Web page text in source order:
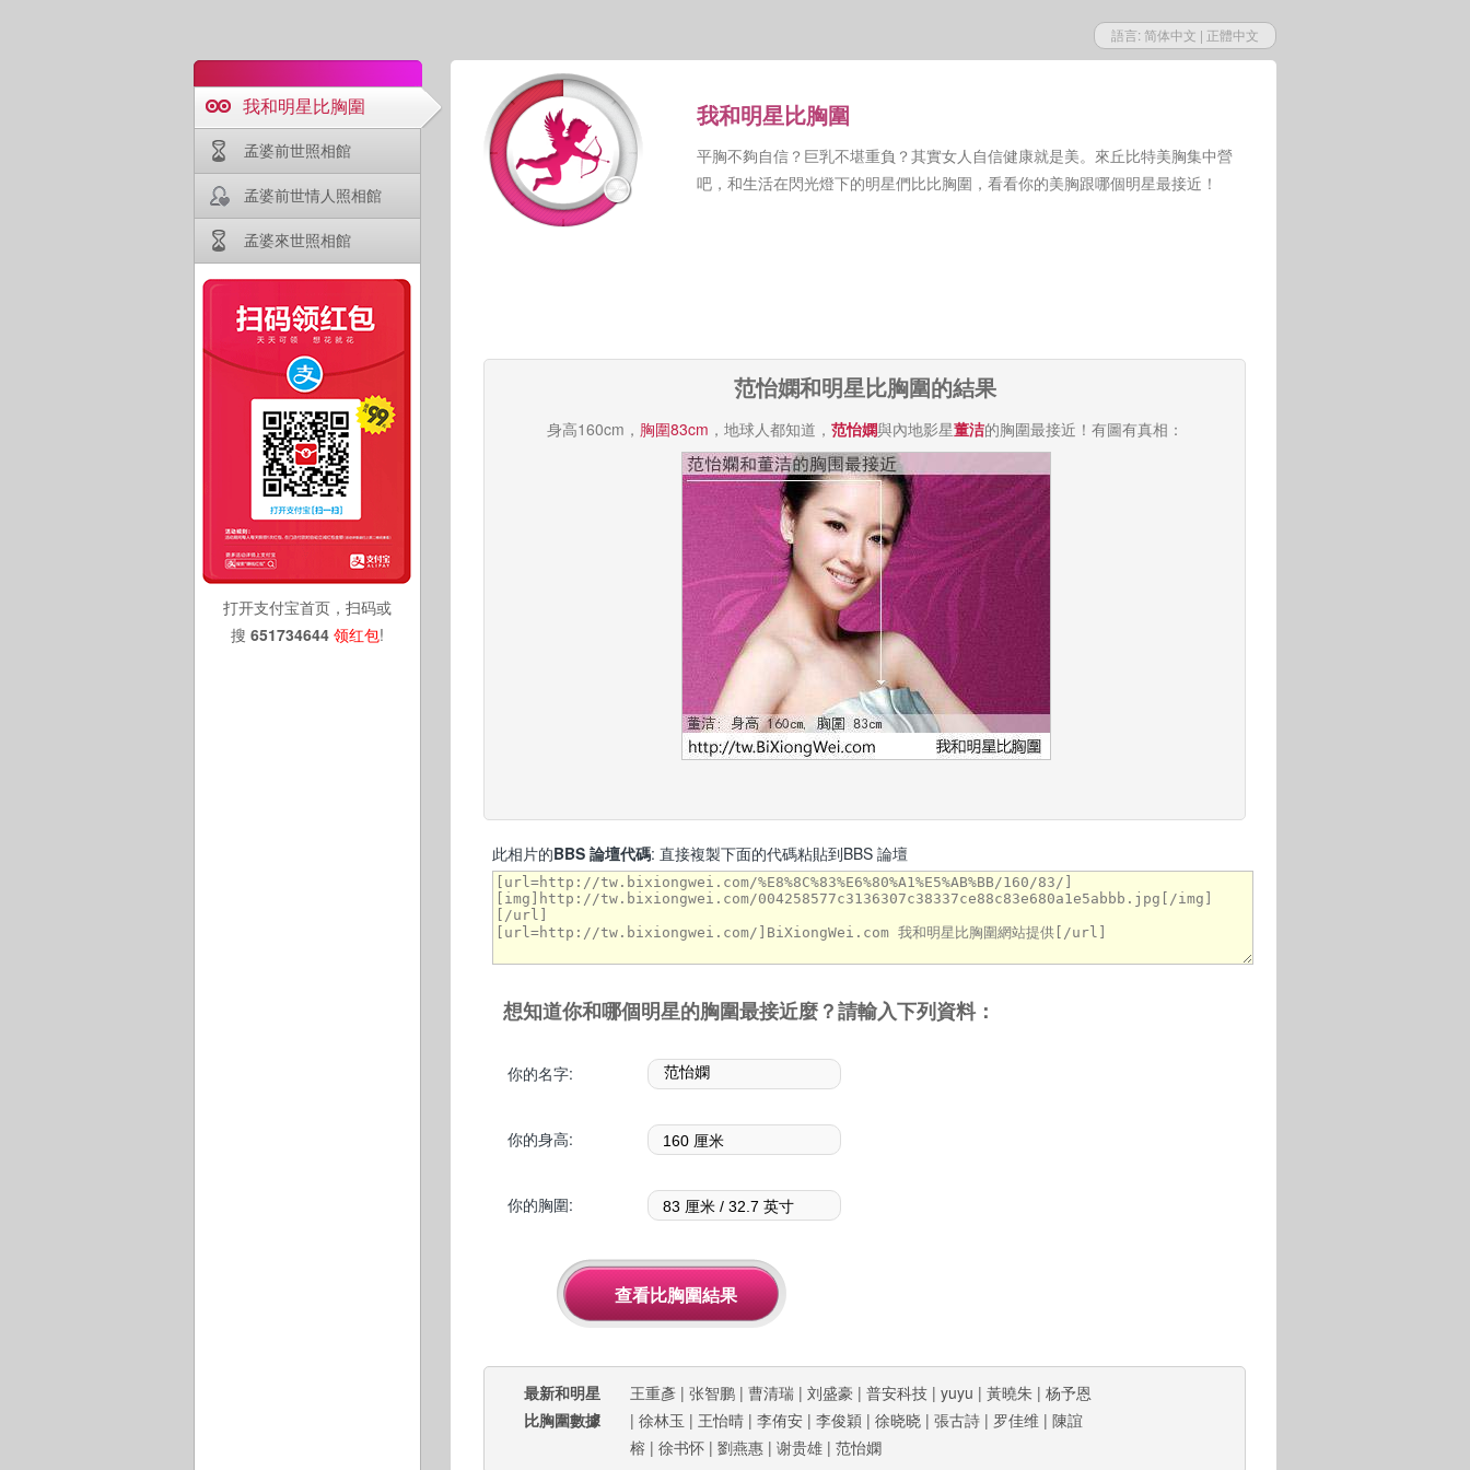
語言: 简体中文 | 正體中文
我和明星比胸圍
孟婆前世照相館
孟婆前世情人照相館
孟婆來世照相館
打开支付宝首页，扫码或
搜 651734644 领红包!
我和明星比胸圍
平胸不夠自信？巨乳不堪重負？其實女人自信健康就是美。來丘比特美胸集中營
吧，和生活在閃光燈下的明星們比比胸圍，看看你的美胸跟哪個明星最接近！
范怡嫻和明星比胸圍的結果
身高160cm， 胸圍83cm ，地球人都知道， 范怡嫻與內地影星董洁的胸圍最接近！有圖有真相：
此相片的BBS 論壇代碼: 直接複製下面的代碼粘貼到BBS 論壇
想知道你和哪個明星的胸圍最接近麼？請輸入下列資料：
你的名字:
你的身高:
你的胸圍:
最新和明星
比胸圍數據
王重彥 | 张智鹏 | 曹清瑞 | 刘盛豪 | 普安科技 | yuyu | 黃曉朱 | 杨予恩
| 徐林玉 | 王怡晴 | 李侑安 | 李俊穎 | 徐晓晓 | 張古詩 | 罗佳维 | 陳誼
榕 | 徐书怀 | 劉燕惠 | 谢贵雄 | 范怡嫻